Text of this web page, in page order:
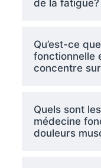
de la fatigue?
Qu’est-ce
fonctionnelle
concentre
Quels sont
médecine
douleurs